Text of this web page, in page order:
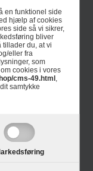
en funktionel side
hjælp af cookies
side så vi sikrer,
bliver
tillader du, at vi
eller fra
som
cookies i vores
cms-49.html
samtykke